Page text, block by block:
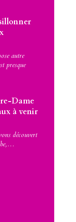
autre
presque
Dame
à venir
découvert